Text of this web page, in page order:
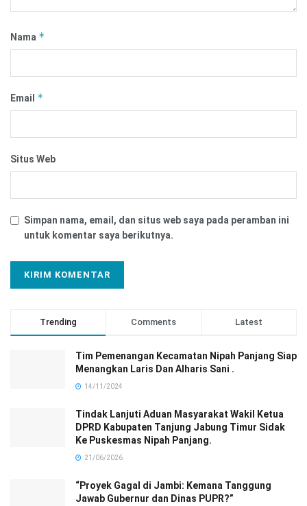
Nama *
Email *
Situs Web
Simpan nama, email, dan situs web saya pada peramban ini
untuk komentar saya berikutnya.
Trending Comments Latest
Tim Pemenangan Kecamatan Nipah Panjang Siap
Menangkan Laris Dan Alharis Sani .
14/11/2024
Tindak Lanjuti Aduan Masyarakat Wakil Ketua
DPRD Kabupaten Tanjung Jabung Timur Sidak
Ke Puskesmas Nipah Panjang.
21/06/2026
“Proyek Gagal di Jambi: Kemana Tanggung
Jawab Gubernur dan Dinas PUPR?”